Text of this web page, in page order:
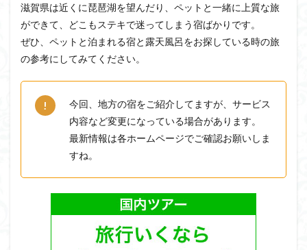
滋賀県は近くに琵琶湖を望んだり、ペットと一緒に上質な旅
ができて、どこもステキで迷ってしまう宿ばかりです。
ぜひ、ペットと泊まれる宿と露天風呂をお探している時の旅
の参考にしてみてください。
今回、地方の宿をご紹介してますが、サービス
内容など変更になっている場合があります。
最新情報は各ホームページでご確認お願いしま
すね。